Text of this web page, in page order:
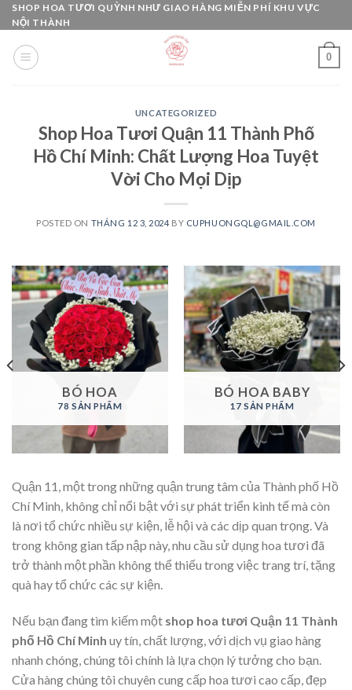
Skip
to
content
SHOP HOA TƯƠI QUỲNH NHƯ GIAO HÀNG MIỄN PHÍ KHU VỰC
NỘI THÀNH
0
UNCATEGORIZED
Shop Hoa Tươi Quận 11 Thành Phố
Hồ Chí Minh: Chất Lượng Hoa Tuyệt
Vời Cho Mọi Dịp
POSTED ON THÁNG 12 3, 2024 BY CUPHUONGQL@GMAIL.COM
BÓ HOA
78 SẢN PHẨM
BÓ HOA BABY
17 SẢN PHẨM
Quận 11, một trong những quận trung tâm của Thành phố Hồ
Chí Minh, không chỉ nổi bật với sự phát triển kinh tế mà còn
là nơi tổ chức nhiều sự kiện, lễ hội và các dịp quan trọng. Và
trong không gian tấp nập này, nhu cầu sử dụng hoa tươi đã
trở thành một phần không thể thiếu trong việc trang trí, tặng
quà hay tổ chức các sự kiện.
Nếu bạn đang tìm kiếm một shop hoa tươi Quận 11 Thành
phố Hồ Chí Minh uy tín, chất lượng, với dịch vụ giao hàng
nhanh chóng, chúng tôi chính là lựa chọn lý tưởng cho bạn.
Cửa hàng chúng tôi chuyên cung cấp hoa tươi cao cấp, đẹp